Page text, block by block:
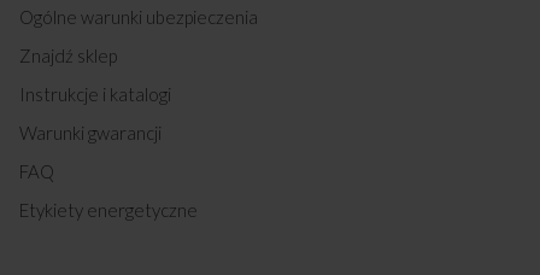
Ogólne warunki ubezpieczenia
Znajdź sklep
Instrukcje i katalogi
Warunki gwarancji
FAQ
Etykiety energetyczne